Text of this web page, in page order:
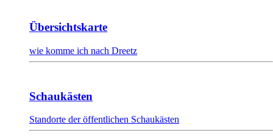
Übersichtskarte
wie komme ich nach Dreetz
Schaukästen
Standorte der öffentlichen Schaukästen